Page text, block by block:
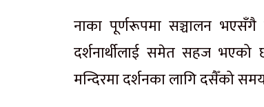
नाका पूर्णरूपमा सञ्चालन
दर्शनार्थीलाई समेत सहज भएको
मन्दिरमा दर्शनका लागि दसैँको